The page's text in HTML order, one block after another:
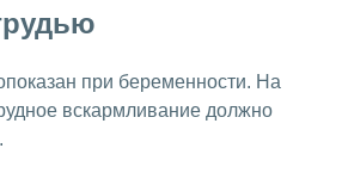
при беременности. На
вскармливание должно